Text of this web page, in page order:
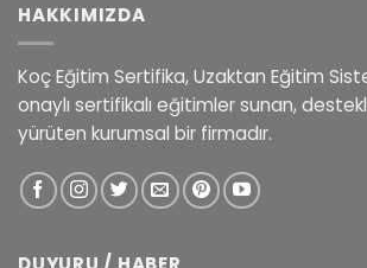
HAKKIMIZDA
Koç Eğitim Sertifika, Uzaktan Eğitim
onaylı sertifikalı eğitimler sunan,
yürüten kurumsal bir firmadır.